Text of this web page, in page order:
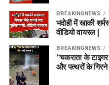
BREAKINGNEWS
भदोही में खाकी
वीडियो वायरल |
BREAKINGNEWS
“चकराता के
और पत्थरों के